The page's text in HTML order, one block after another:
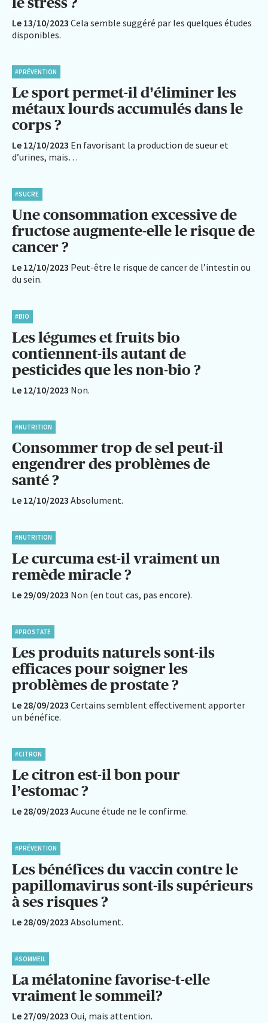
Le 13/10/2023 Cela semble suggéré par les quelques études
disponibles.
#PRÉVENTION
Le sport permet-il d’éliminer les
métaux lourds accumulés dans le
corps ?
Le 12/10/2023 En favorisant la production de sueur et
d’urines, mais…
#SUCRE
Une consommation excessive de
fructose augmente-elle le risque de
cancer ?
Le 12/10/2023 Peut-être le risque de cancer de l’intestin ou
du sein.
#BIO
Les légumes et fruits bio
contiennent-ils autant de
pesticides que les non-bio ?
Le 12/10/2023 Non.
#NUTRITION
Consommer trop de sel peut-il
engendrer des problèmes de
santé ?
Le 12/10/2023 Absolument.
#NUTRITION
Le curcuma est-il vraiment un
remède miracle ?
Le 29/09/2023 Non (en tout cas, pas encore).
#PROSTATE
Les produits naturels sont-ils
efficaces pour soigner les
problèmes de prostate ?
Le 28/09/2023 Certains semblent effectivement apporter
un bénéfice.
#CITRON
Le citron est-il bon pour
l’estomac ?
Le 28/09/2023 Aucune étude ne le confirme.
#PRÉVENTION
Les bénéfices du vaccin contre le
papillomavirus sont-ils supérieurs
à ses risques ?
Le 28/09/2023 Absolument.
#SOMMEIL
La mélatonine favorise-t-elle
vraiment le sommeil?
Le 27/09/2023 Oui, mais attention.